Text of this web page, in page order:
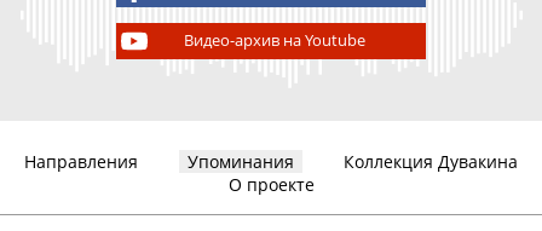
Видео-архив на Youtube
Направления Упоминания
Коллекция Дувакина
О проекте